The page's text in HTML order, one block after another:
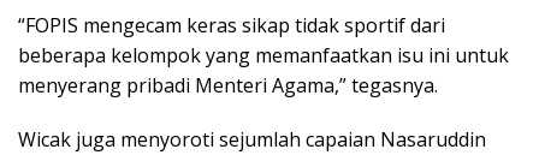
“FOPIS mengecam keras sikap tidak sportif dari
beberapa kelompok yang memanfaatkan isu ini untuk
menyerang pribadi Menteri Agama,” tegasnya.
Wicak juga menyoroti sejumlah capaian Nasaruddin